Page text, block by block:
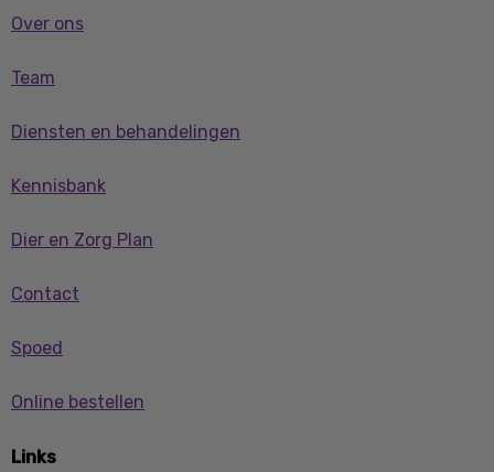
Over ons
Team
Diensten en behandelingen
Kennisbank
Dier en Zorg Plan
Contact
Spoed
Online bestellen
Links